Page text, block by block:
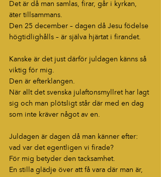
Det är då man samlas, firar, går i kyrkan,
äter tillsammans.
Den 25 december – dagen då Jesu födelse
högtidlighålls – är själva hjärtat i firandet.
Kanske är det just därför juldagen känns så
viktig för mig.
Den är efterklangen.
När allt det svenska julaftonsmyllret har lagt
sig och man plötsligt står där med en dag
som inte kräver något av en.
Juldagen är dagen då man känner efter:
vad var det egentligen vi firade?
För mig betyder den tacksamhet.
En stilla glädje över att få vara där man är,